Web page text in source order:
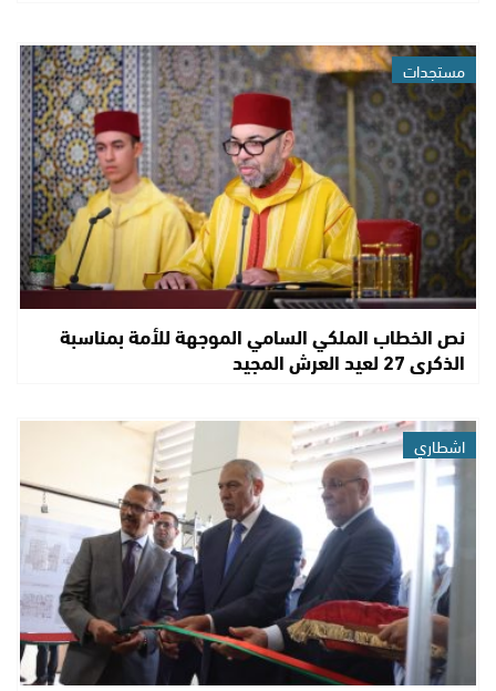
مستجدات
نص الخطاب الملكي السامي الموجهة للأمة بمناسبة
الذكرى 27 لعيد العرش المجيد
اشطاري